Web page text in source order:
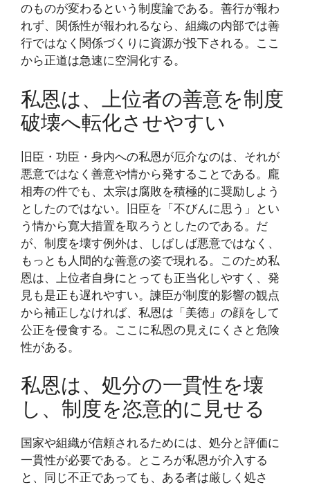
のものが変わるという制度論である。善行が報わ
れず、関係性が報われるなら、組織の内部では善
行ではなく関係づくりに資源が投下される。ここ
から正道は急速に空洞化する。
私恩は、上位者の善意を制度
破壊へ転化させやすい
旧臣・功臣・身内への私恩が厄介なのは、それが
悪意ではなく善意や情から発することである。龐
相寿の件でも、太宗は腐敗を積極的に奨励しよう
としたのではない。旧臣を「不びんに思う」とい
う情から寛大措置を取ろうとしたのである。だ
が、制度を壊す例外は、しばしば悪意ではなく、
もっとも人間的な善意の姿で現れる。このため私
恩は、上位者自身にとっても正当化しやすく、発
見も是正も遅れやすい。諫臣が制度的影響の観点
から補正しなければ、私恩は「美徳」の顔をして
公正を侵食する。ここに私恩の見えにくさと危険
性がある。
私恩は、処分の一貫性を壊
し、制度を恣意的に見せる
国家や組織が信頼されるためには、処分と評価に
一貫性が必要である。ところが私恩が介入する
と、同じ不正であっても、ある者は厳しく処さ